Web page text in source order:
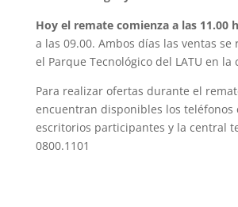
Hoy el remate comienza a las 11.00
a las 09.00. Ambos días las ventas se
el Parque Tecnológico del LATU en
Para realizar ofertas durante el
encuentran disponibles los teléfonos
escritorios participantes y la central
0800.1101